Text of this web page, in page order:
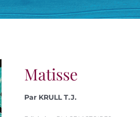
Matisse
Par KRULL T.J.